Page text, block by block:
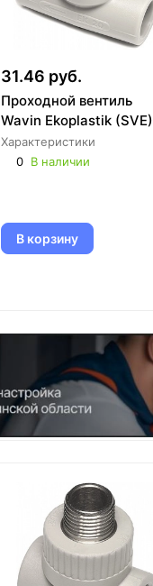
31.46 руб.
Проходной вентиль
Wavin Ekoplastik (SVE)
Характеристики
0 В наличии
В корзину